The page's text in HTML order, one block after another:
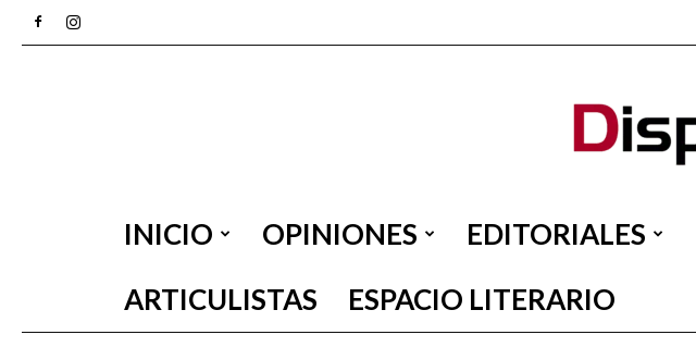
INICIO OPINIONES EDITORIALES
ARTICULISTAS
ESPACIO LITERARIO